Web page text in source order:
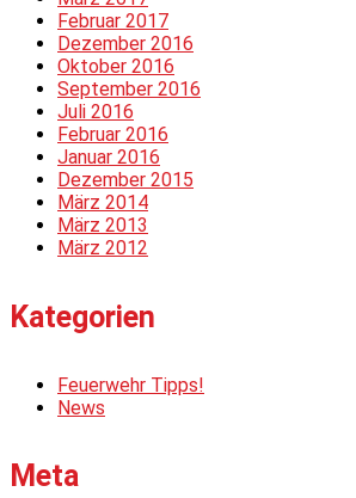
Februar 2017
Dezember 2016
Oktober 2016
September 2016
Juli 2016
Februar 2016
Januar 2016
Dezember 2015
März 2014
März 2013
März 2012
Kategorien
Feuerwehr Tipps!
News
Meta